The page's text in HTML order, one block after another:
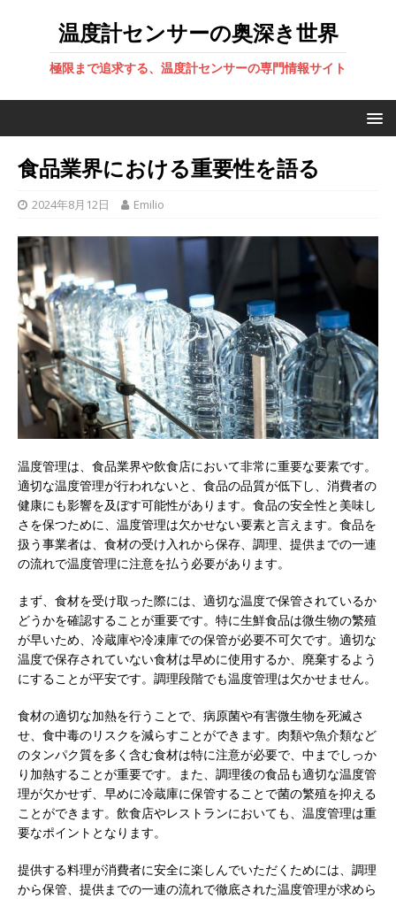
温度計センサーの奥深き世界
極限まで追求する、温度計センサーの専門情報サイト
食品業界における重要性を語る
2024年8月12日 Emilio
温度管理は、食品業界や飲食店において非常に重要な要素です。
適切な温度管理が行われないと、食品の品質が低下し、消費者の
健康にも影響を及ぼす可能性があります。食品の安全性と美味し
さを保つために、温度管理は欠かせない要素と言えます。食品を
扱う事業者は、食材の受け入れから保存、調理、提供までの一連
の流れで温度管理に注意を払う必要があります。
まず、食材を受け取った際には、適切な温度で保管されているか
どうかを確認することが重要です。特に生鮮食品は微生物の繁殖
が早いため、冷蔵庫や冷凍庫での保管が必要不可欠です。適切な
温度で保存されていない食材は早めに使用するか、廃棄するよう
にすることが平安です。調理段階でも温度管理は欠かせません。
食材の適切な加熱を行うことで、病原菌や有害微生物を死滅さ
せ、食中毒のリスクを減らすことができます。肉類や魚介類など
のタンパク質を多く含む食材は特に注意が必要で、中までしっか
り加熱することが重要です。また、調理後の食品も適切な温度管
理が欠かせず、早めに冷蔵庫に保管することで菌の繁殖を抑える
ことができます。飲食店やレストランにおいても、温度管理は重
要なポイントとなります。
提供する料理が消費者に安全に楽しんでいただくためには、調理
から保管、提供までの一連の流れで徹底された温度管理が求めら